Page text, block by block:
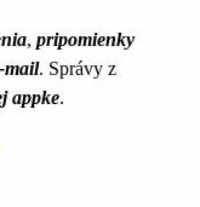
, pripomienky
mail. Správy z
appke.